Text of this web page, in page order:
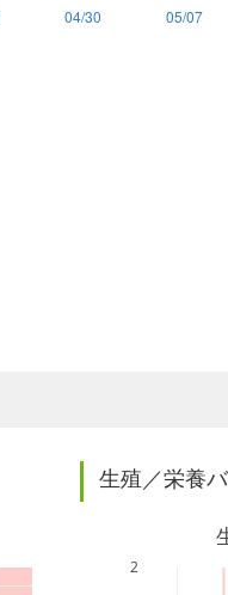
04/30 05/07
生殖／栄養
2